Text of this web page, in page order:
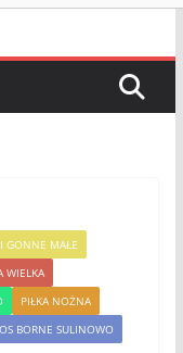
GONNE MAŁE
WIELKA
PIŁKA NOŻNA
BORNE SULINOWO